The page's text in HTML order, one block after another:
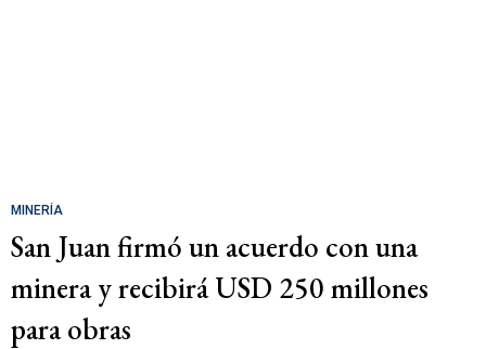
MINERÍA
San Juan firmó un acuerdo con una
minera y recibirá USD 250 millones
para obras